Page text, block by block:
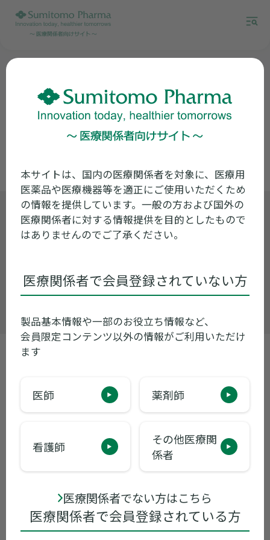
本サイトは、国内の医療関係者を対象に、医療用
医薬品や医療機器等を適正にご使用いただくため
の情報を提供しています。一般の方および国外の
医療関係者に対する情報提供を目的としたもので
はありませんのでご了承ください。
医療関係者で会員登録されていない方
製品基本情報や一部のお役立ち情報など、
会員限定コンテンツ以外の情報がご利用いただけ
ます
医師 薬剤師
看護師
その他医療関
係者
医療関係者でない方はこちら
医療関係者で会員登録されている方
2022年07月20日配信 5分13秒
製品に関するお問い合わせ
くすり情報センター0120-034-389
お問い合わせ
領域別情報
お役立ち情報
メディカルアフェアーズ